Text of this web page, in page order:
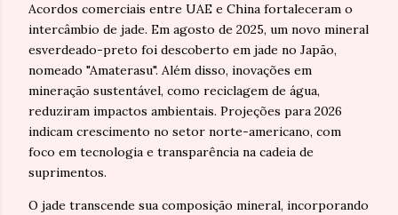
Acordos comerciais entre UAE e China fortaleceram o
intercâmbio de jade. Em agosto de 2025, um novo mineral
esverdeado-preto foi descoberto em jade no Japão,
nomeado "Amaterasu". Além disso, inovações em
mineração sustentável, como reciclagem de água,
reduziram impactos ambientais. Projeções para 2026
indicam crescimento no setor norte-americano, com
foco em tecnologia e transparência na cadeia de
suprimentos.
O jade transcende sua composição mineral, incorporando